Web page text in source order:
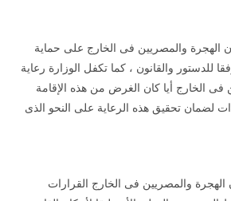
الهجرة والمصريين فى الخارج على حماية
للدستور والقانون ، كما تكفل الوزارة رعاية
فى الخارج أيا كان الغرض من هذه الإقامة
لضمان تحقيق هذه الرعاية على النحو الذى
الهجرة والمصريين فى الخارج القرارات